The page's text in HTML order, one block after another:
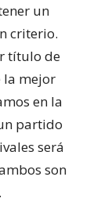
un
criterio.
título de
la mejor
en la
partido
será
son